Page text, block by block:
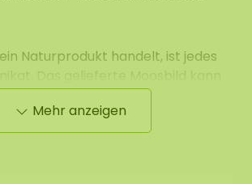
Naturprodukt handelt, ist jedes
Foto abweichen.Wünschen
Größe? Kontaktieren Sie uns.
Mehr anzeigen